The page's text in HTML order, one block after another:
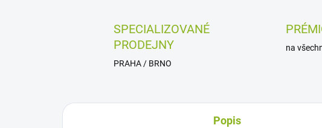
SPECIALIZOVANÉ
PRODEJNY
PRAHA / BRNO
na
Popis